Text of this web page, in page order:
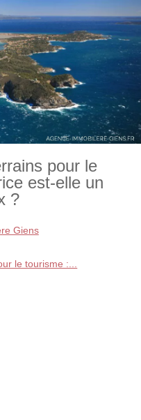
pour le
est-elle un
?
Giens
le tourisme :...